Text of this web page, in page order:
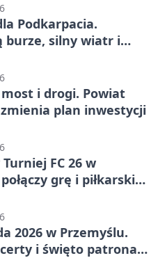
Podkarpacia.
burze, silny wiatr i
i drogi. Powiat
plan inwestycji
FC 26 w
grę i piłkarski
2026 w Przemyślu.
i święto patrona